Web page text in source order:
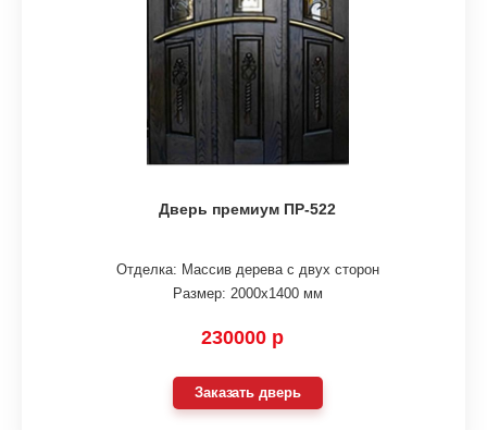
Дверь премиум ПР-522
Отделка: Массив дерева с двух сторон
Размер: 2000х1400 мм
230000 р
Заказать дверь